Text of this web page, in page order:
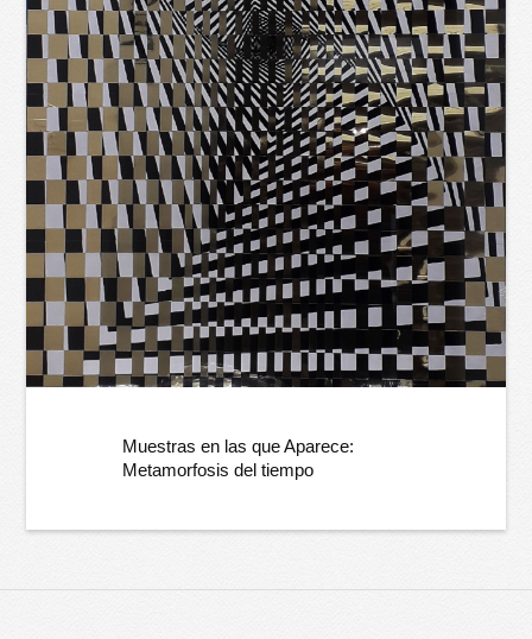
Muestras en las que Aparece:
Metamorfosis del tiempo